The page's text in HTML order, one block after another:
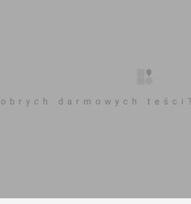
darmowych teści?